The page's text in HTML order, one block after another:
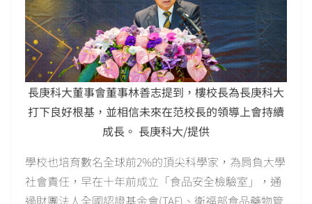
長庚科大董事會董事林善志提到，樓校長為長庚科大
打下良好根基，並相信未來在范校長的領導上會持續
成長。 長庚科大/提供
學校也培育數名全球前2%的頂尖科學家，為肩負大學
社會責任，早在十年前成立「食品安全檢驗室」，通
過財團法人全國認證基金會(TAF)、衛福部食品藥物管